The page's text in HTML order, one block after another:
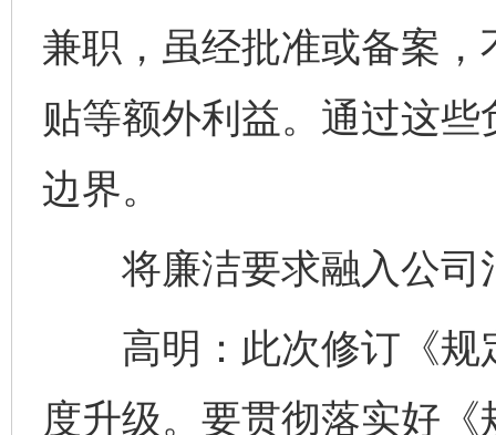
兼职，虽经批准或备案
贴等额外利益。通过这
边界。
将廉洁要求融入公司
高明：此次修订《规
度升级。要贯彻落实好